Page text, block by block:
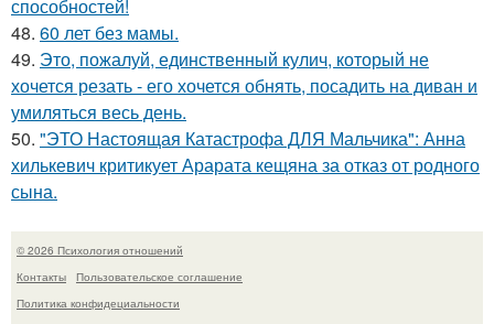
способностей!
48. 60 лет без мамы.
49. Это, пожалуй, единственный кулич, который не
хочется резать - его хочется обнять, посадить на диван и
умиляться весь день.
50. "ЭТО Настоящая Катастрофа ДЛЯ Мальчика": Анна
хилькевич критикует Арарата кещяна за отказ от родного
сына.
© 2026 Психология отношений
Контакты
Пользовательское соглашение
Политика конфидециальности